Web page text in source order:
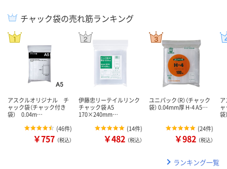
チャック袋の売れ筋ランキング
アスクルオリジナル チ
ャック袋（チャック付き
袋） 0.04m…
(46件)
￥757 （税込）
伊藤忠リーテイルリンク
チャック袋 A5
170×240mm…
(14件)
￥482 （税込）
ユニパック（R）（チャック
袋） 0.04mm厚 H-4 A5…
(24件)
￥982 （税込）
ャ
ランキング一覧